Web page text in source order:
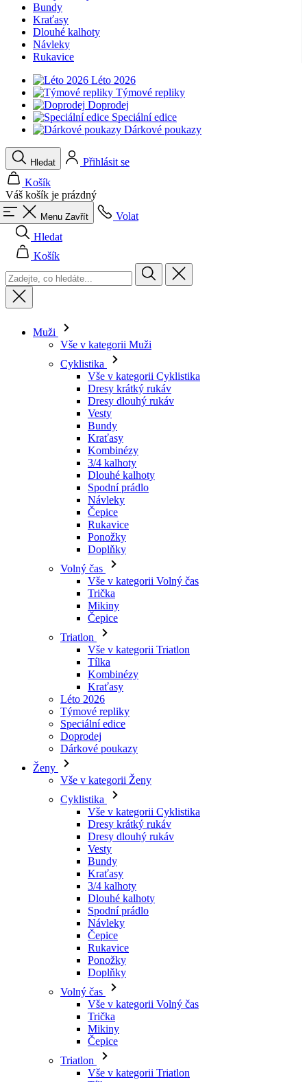
Bundy
Kraťasy
Dlouhé kalhoty
Návleky
Rukavice
Léto 2026
Týmové repliky
Doprodej
Speciální edice
Dárkové poukazy
Hledat
Přihlásit se
Košík
Váš košík je prázdný
Menu Zavřít
Volat
Hledat
Košík
Muži
Vše v kategorii Muži
Cyklistika
Vše v kategorii Cyklistika
Dresy krátký rukáv
Dresy dlouhý rukáv
Vesty
Bundy
Kraťasy
Kombinézy
3/4 kalhoty
Dlouhé kalhoty
Spodní prádlo
Návleky
Čepice
Rukavice
Ponožky
Doplňky
Volný čas
Vše v kategorii Volný čas
Trička
Mikiny
Čepice
Triatlon
Vše v kategorii Triatlon
Tílka
Kombinézy
Kraťasy
Léto 2026
Týmové repliky
Speciální edice
Doprodej
Dárkové poukazy
Ženy
Vše v kategorii Ženy
Cyklistika
Vše v kategorii Cyklistika
Dresy krátký rukáv
Dresy dlouhý rukáv
Vesty
Bundy
Kraťasy
3/4 kalhoty
Dlouhé kalhoty
Spodní prádlo
Návleky
Čepice
Rukavice
Ponožky
Doplňky
Volný čas
Vše v kategorii Volný čas
Trička
Mikiny
Čepice
Triatlon
Vše v kategorii Triatlon
product[40001949]
product[40001947]
product[40001960]
product[24054]
product[40001944]
www.kalaswear.sk
product[40001876]
www.kalaswear.sk
product[40001948]
www.kalaswear.sk
product[40001875]